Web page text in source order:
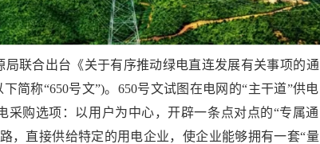
联合出台《关于有序推动绿电直连发展有关事项的通
简称“650号文”)。650号文试图在电网的“主干道”供电
采购选项：以用户为中心，开辟一条点对点的“专属通
，直接供给特定的用电企业，使企业能够拥有一套“量